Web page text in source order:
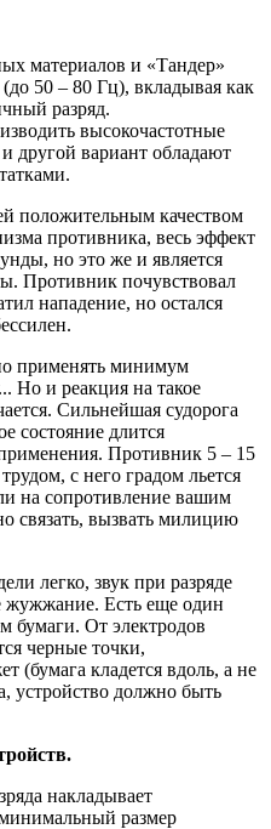
материалов и «Тандер»
50 – 80 Гц), вкладывая как
разряд.
высокочастотные
другой вариант обладают
положительным качеством
противника, весь эффект
но это же и является
Противник почувствовал
нападение, но остался
применять минимум
Но и реакция на такое
Сильнейшая судорога
состояние длится
Противник 5 – 15
с него градом льется
на сопротивление вашим
связать, вызвать милицию
легко, звук при разряде
жужжание. Есть еще один
бумаги. От электродов
черные точки,
(бумага кладется вдоль, а не
устройство должно быть
накладывает
размер